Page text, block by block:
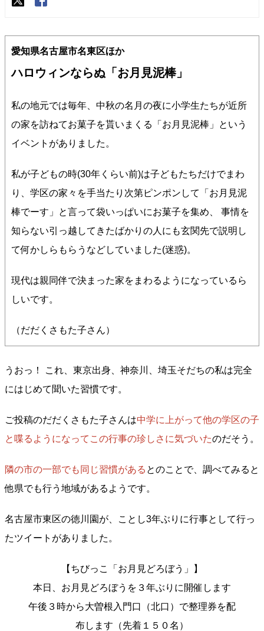
愛知県名古屋市名東区ほか
ハロウィンならぬ「お月見泥棒」
私の地元では毎年、中秋の名月の夜に小学生たちが近所
の家を訪ねてお菓子を貰いまくる「お月見泥棒」という
イベントがありました。
私が子どもの時(30年くらい前)は子どもたちだけでまわ
り、学区の家々を手当たり次第ピンポンして「お月見泥
棒でーす」と言って袋いっぱいにお菓子を集め、 事情を
知らない引っ越してきたばかりの人にも玄関先で説明し
て何かしらもらうなどしていました(迷惑)。
現代は親同伴で決まった家をまわるようになっているら
しいです。
（だだくさもた子さん）
うおっ！ これ、東京出身、神奈川、埼玉そだちの私は完全
にはじめて聞いた習慣です。
ご投稿のだだくさもた子さんは中学に上がって他の学区の子
と喋るようになってこの行事の珍しさに気づいたのだそう。
隣の市の一部でも同じ習慣がある とのことで、調べてみると
他県でも行う地域があるようです。
名古屋市東区の徳川園が、ことし3年ぶりに行事として行っ
たツイートがありました。
【ちびっこ「お月見どろぼう」】
本日、お月見どろぼうを３年ぶりに開催します
午後３時から大曽根入門口（北口）で整理券を配
布します（先着１５０名）